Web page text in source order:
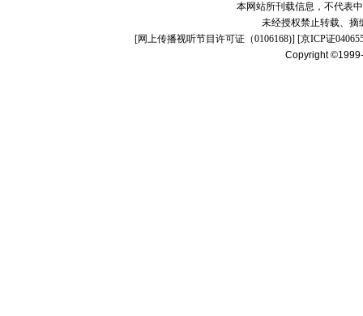
本网站所刊载信息，不代表
未经授权禁止转载、摘
[网上传播视听节目许可证（0106168)] [京ICP证
Copyright